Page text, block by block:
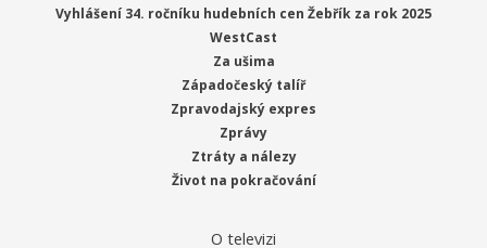
Vyhlášení 34. ročníku hudebních cen Žebřík za rok 2025
WestCast
Za ušima
Západočeský talíř
Zpravodajský expres
Zprávy
Ztráty a nálezy
Život na pokračování
O televizi